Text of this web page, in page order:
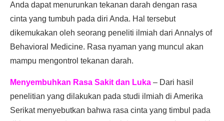
Anda dapat menurunkan tekanan darah dengan rasa
cinta yang tumbuh pada diri Anda. Hal tersebut
dikemukakan oleh seorang peneliti ilmiah dari Annalys of
Behavioral Medicine. Rasa nyaman yang muncul akan
mampu mengontrol tekanan darah.
Menyembuhkan Rasa Sakit dan Luka – Dari hasil
penelitian yang dilakukan pada studi ilmiah di Amerika
Serikat menyebutkan bahwa rasa cinta yang timbul pada